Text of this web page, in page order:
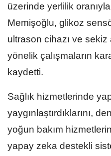
üzerinde yerlilik
Memişoğlu, glikoz
ultrason cihazı ve sekiz
yönelik çalışmaların
kaydetti.
Sağlık hizmetlerinde
yaygınlaştırdıklarını,
yoğun bakım
yapay zeka destekli